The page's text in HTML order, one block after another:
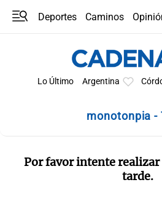
Deportes Caminos
Lo Último Argentina
monotonpia -
Por favor intente realizar
tarde.